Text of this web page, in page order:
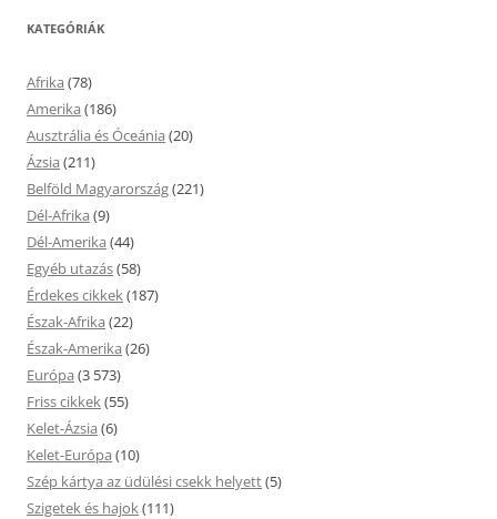
KATEGÓRIÁK
Afrika (78)
Amerika (186)
Ausztrália és Óceánia (20)
Ázsia (211)
Belföld Magyarország(221)
Dél-Afrika (9)
Dél-Amerika (44)
Egyéb utazás(58)
Érdekes cikkek(187)
Észak-Afrika (22)
Észak-Amerika (26)
Európa (3 573)
Friss cikkek(55)
Kelet-Ázsia (6)
Kelet-Európa (10)
Szép kártya az üdülési csekk helyett(5)
Szigetek és hajok(111)